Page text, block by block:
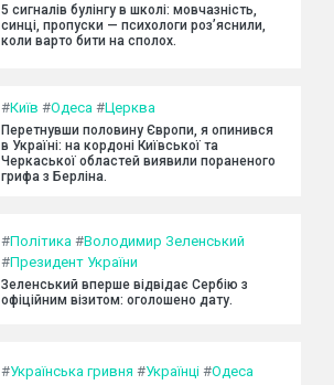
5 сигналів булінгу в школі: мовчазність,
синці, пропуски — психологи роз’яснили,
коли варто бити на сполох.
#Київ #Одеса #Церква
Перетнувши половину Європи, я опинився
в Україні: на кордоні Київської та
Черкаської областей виявили пораненого
грифа з Берліна.
#Політика #Володимир Зеленський
#Президент України
Зеленський вперше відвідає Сербію з
офіційним візитом: оголошено дату.
#Українська гривня #Українці #Одеса